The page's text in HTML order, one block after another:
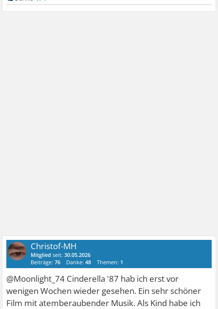
Christof-MH
Mitglied seit:30.05.2026
Beiträge:76 Danke:48 Themen: 1
@Moonlight_74 Cinderella '87 hab ich erst vor
wenigen Wochen wieder gesehen. Ein sehr schöner
Film mit atemberaubender Musik. Als Kind habe ich